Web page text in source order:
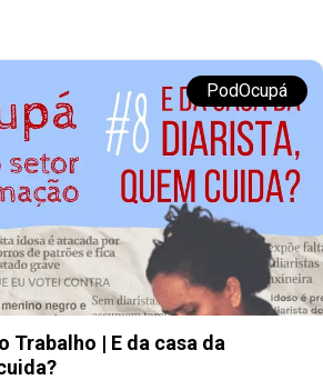
PodOcupá
Trabalho | E da casa da